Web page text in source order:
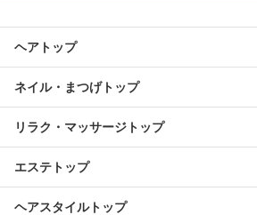
ヘアトップ
ネイル・まつげトップ
リラク・マッサージトップ
エステトップ
ヘアスタイルトップ